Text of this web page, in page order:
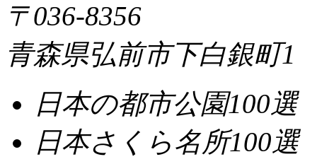
〒036-8356
青森県弘前市下白銀町1
日本の都市公園100選
日本さくら名所100選